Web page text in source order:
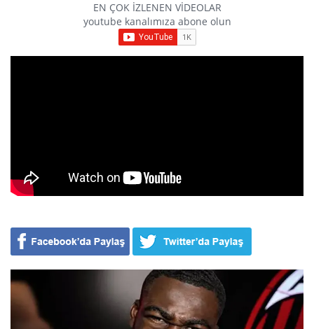
EN ÇOK İZLENEN VİDEOLAR
youtube kanalımıza abone olun